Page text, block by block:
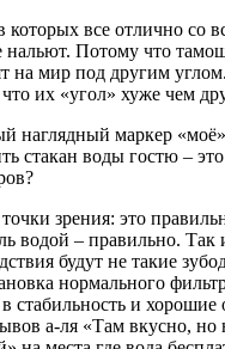
которых все отлично со
нальют. Потому что
на мир под другим
их «угол» хуже чем
наглядный маркер
стакан воды гостю –
зрения: это
водой – правильно.
будут не такие
нормального
стабильность и
а-ля «Там вкусно, но